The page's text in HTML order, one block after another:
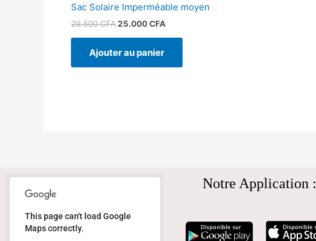
Sac Solaire Imperméable moyen
29.500CFA25.000CFA
Ajouter au panier
This page can't load Google
Maps correctly.
Notre Application :